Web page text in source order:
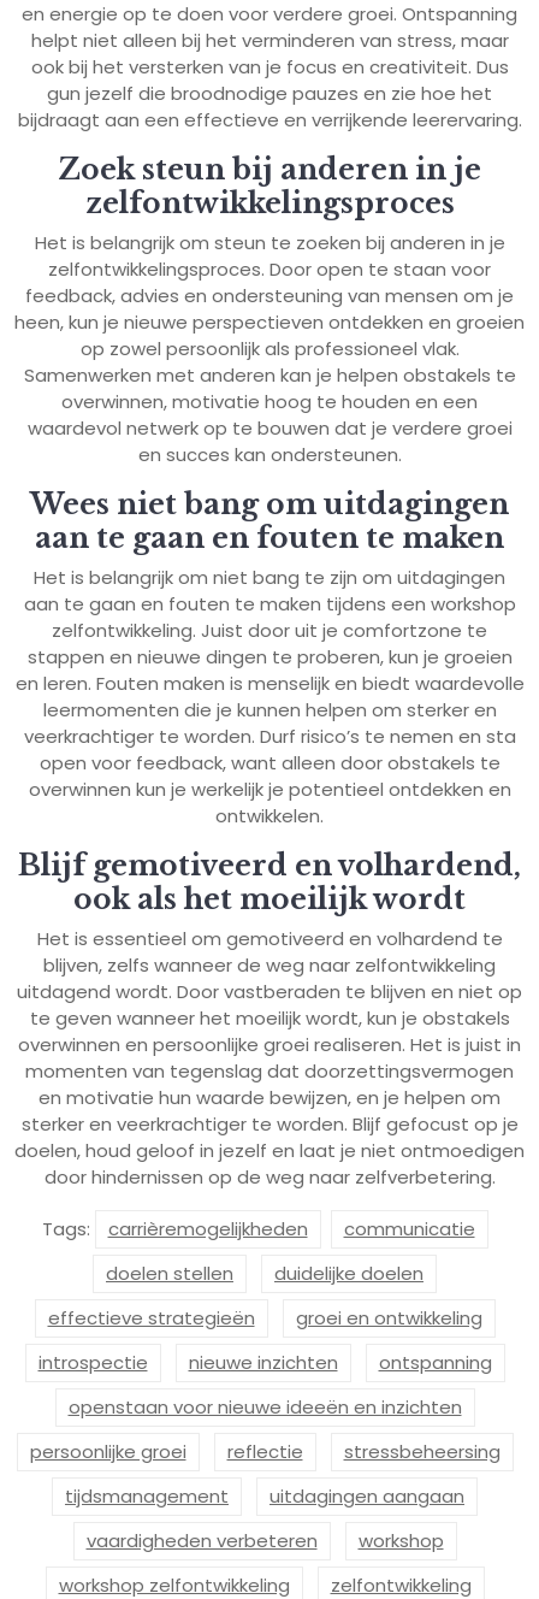
en energie op te doen voor verdere groei. Ontspanning
helpt niet alleen bij het verminderen van stress, maar
ook bij het versterken van je focus en creativiteit. Dus
gun jezelf die broodnodige pauzes en zie hoe het
bijdraagt aan een effectieve en verrijkende leerervaring.
Zoek steun bij anderen in je
zelfontwikkelingsproces
Het is belangrijk om steun te zoeken bij anderen in je
zelfontwikkelingsproces. Door open te staan voor
feedback, advies en ondersteuning van mensen om je
heen, kun je nieuwe perspectieven ontdekken en groeien
op zowel persoonlijk als professioneel vlak.
Samenwerken met anderen kan je helpen obstakels te
overwinnen, motivatie hoog te houden en een
waardevol netwerk op te bouwen dat je verdere groei
en succes kan ondersteunen.
Wees niet bang om uitdagingen
aan te gaan en fouten te maken
Het is belangrijk om niet bang te zijn om uitdagingen
aan te gaan en fouten te maken tijdens een workshop
zelfontwikkeling. Juist door uit je comfortzone te
stappen en nieuwe dingen te proberen, kun je groeien
en leren. Fouten maken is menselijk en biedt waardevolle
leermomenten die je kunnen helpen om sterker en
veerkrachtiger te worden. Durf risico’s te nemen en sta
open voor feedback, want alleen door obstakels te
overwinnen kun je werkelijk je potentieel ontdekken en
ontwikkelen.
Blijf gemotiveerd en volhardend,
ook als het moeilijk wordt
Het is essentieel om gemotiveerd en volhardend te
blijven, zelfs wanneer de weg naar zelfontwikkeling
uitdagend wordt. Door vastberaden te blijven en niet op
te geven wanneer het moeilijk wordt, kun je obstakels
overwinnen en persoonlijke groei realiseren. Het is juist in
momenten van tegenslag dat doorzettingsvermogen
en motivatie hun waarde bewijzen, en je helpen om
sterker en veerkrachtiger te worden. Blijf gefocust op je
doelen, houd geloof in jezelf en laat je niet ontmoedigen
door hindernissen op de weg naar zelfverbetering.
Tags: carrièremogelijkheden
communicatie
doelen stellen
duidelijke doelen
effectieve strategieën
groei en ontwikkeling
introspectie
nieuwe inzichten
ontspanning
openstaan voor nieuwe ideeën en inzichten
persoonlijke groei
reflectie
stressbeheersing
tijdsmanagement
uitdagingen aangaan
vaardigheden verbeteren
workshop
workshop zelfontwikkeling
zelfontwikkeling